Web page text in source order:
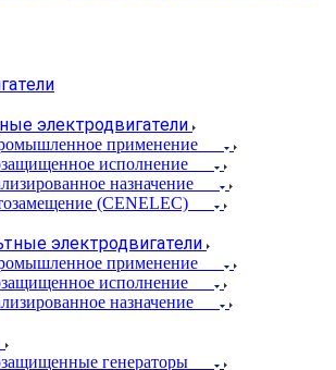
электродвигатели
применение
исполнение
назначение
(CENELEC)
электродвигатели
применение
исполнение
назначение
генераторы